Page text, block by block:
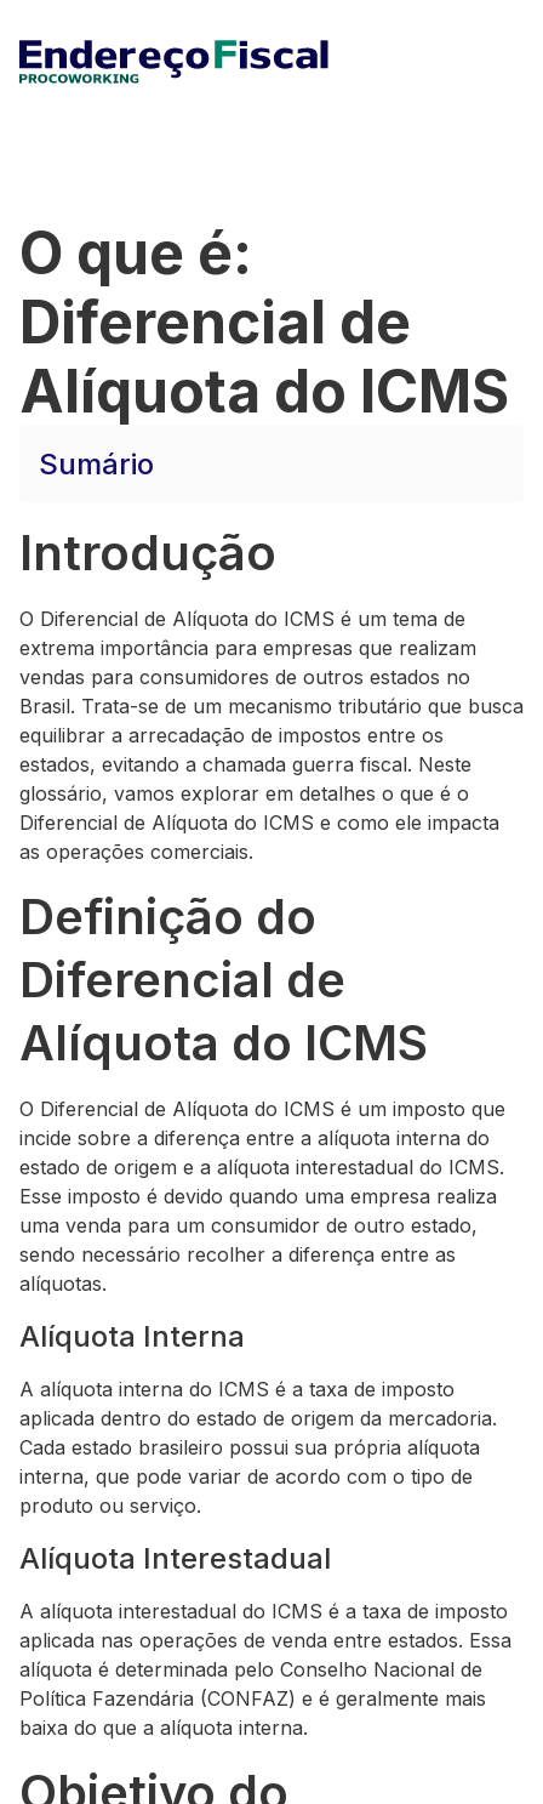
O que é:
Diferencial de
Alíquota do ICMS
Sumário
Introdução
O Diferencial de Alíquota do ICMS é um tema de
extrema importância para empresas que realizam
vendas para consumidores de outros estados no
Brasil. Trata-se de um mecanismo tributário que busca
equilibrar a arrecadação de impostos entre os
estados, evitando a chamada guerra fiscal. Neste
glossário, vamos explorar em detalhes o que é o
Diferencial de Alíquota do ICMS e como ele impacta
as operações comerciais.
Definição do
Diferencial de
Alíquota do ICMS
O Diferencial de Alíquota do ICMS é um imposto que
incide sobre a diferença entre a alíquota interna do
estado de origem e a alíquota interestadual do ICMS.
Esse imposto é devido quando uma empresa realiza
uma venda para um consumidor de outro estado,
sendo necessário recolher a diferença entre as
alíquotas.
Alíquota Interna
A alíquota interna do ICMS é a taxa de imposto
aplicada dentro do estado de origem da mercadoria.
Cada estado brasileiro possui sua própria alíquota
interna, que pode variar de acordo com o tipo de
produto ou serviço.
Alíquota Interestadual
A alíquota interestadual do ICMS é a taxa de imposto
aplicada nas operações de venda entre estados. Essa
alíquota é determinada pelo Conselho Nacional de
Política Fazendária (CONFAZ) e é geralmente mais
baixa do que a alíquota interna.